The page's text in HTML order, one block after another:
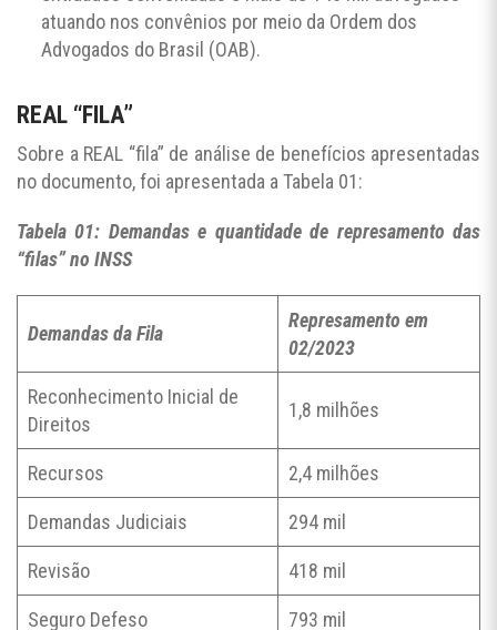
atuando nos convênios por meio da Ordem dos
Advogados do Brasil (OAB).
REAL “FILA”
Sobre a REAL “fila” de análise de benefícios apresentadas
no documento, foi apresentada a Tabela 01:
Tabela 01: Demandas e quantidade de represamento das
“filas” no INSS
Demandas da Fila
Represamento em
02/2023
Reconhecimento Inicial de
Direitos
1,8 milhões
Recursos 2,4 milhões
Demandas Judiciais 294 mil
Revisão 418 mil
Seguro Defeso 793 mil